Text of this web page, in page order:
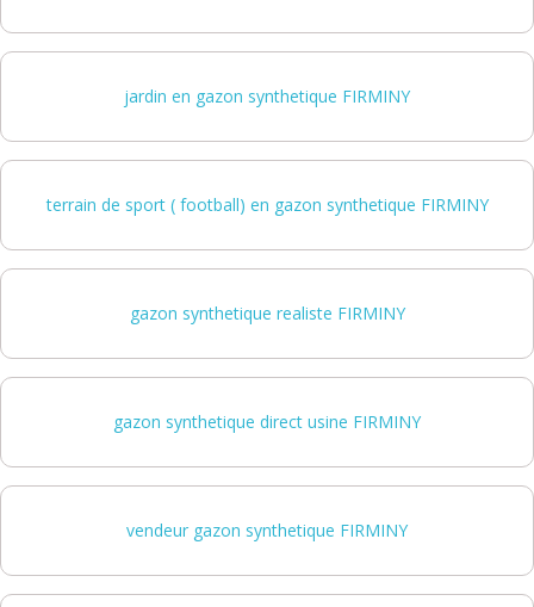
jardin en gazon synthetique FIRMINY
terrain de sport ( football) en gazon synthetique FIRMINY
gazon synthetique realiste FIRMINY
gazon synthetique direct usine FIRMINY
vendeur gazon synthetique FIRMINY